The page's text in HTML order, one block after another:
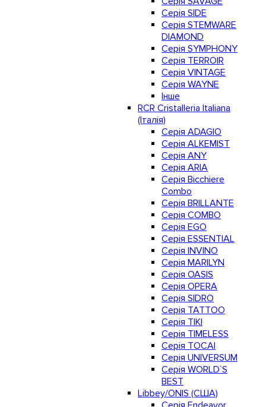
Серія SIDE
Серія STEMWARE
DIAMOND
Серія SYMPHONY
Серія TERROIR
Серія VINTAGE
Серія WAYNE
Інше
RCR Cristalleria Italiana
(Італія)
Серія ADAGIO
Серія ALKEMIST
Серія ANY
Серія ARIA
Серія Bicchiere
Combo
Серія BRILLANTE
Серія COMBO
Серія EGO
Серія ESSENTIAL
Серія INVINO
Серія MARILYN
Серія OASIS
Серія OPERA
Серія SIDRO
Серія TATTOO
Серія TIKI
Серія TIMELESS
Серія TOCAI
Серія UNIVERSUM
Серія WORLD`S
BEST
Libbey/ONIS (США)